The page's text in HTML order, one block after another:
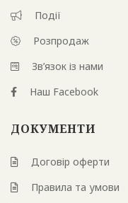
Події
Розпродаж
Зв’язок із нами
Наш Facebook
ДОКУМЕНТИ
Договір оферти
Правила та умови